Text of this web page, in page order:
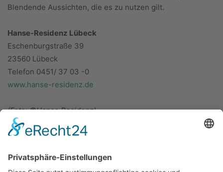
Blendende Aussichten, die es zu nutzen gilt.
Hanse-Residenz Lübeck
Eschenburgstraße 39
23560 Lübeck
Telefon 0451/ 37 03 -0
www.hanse-residenz.de
(Foto: ©Hanse Residenz)